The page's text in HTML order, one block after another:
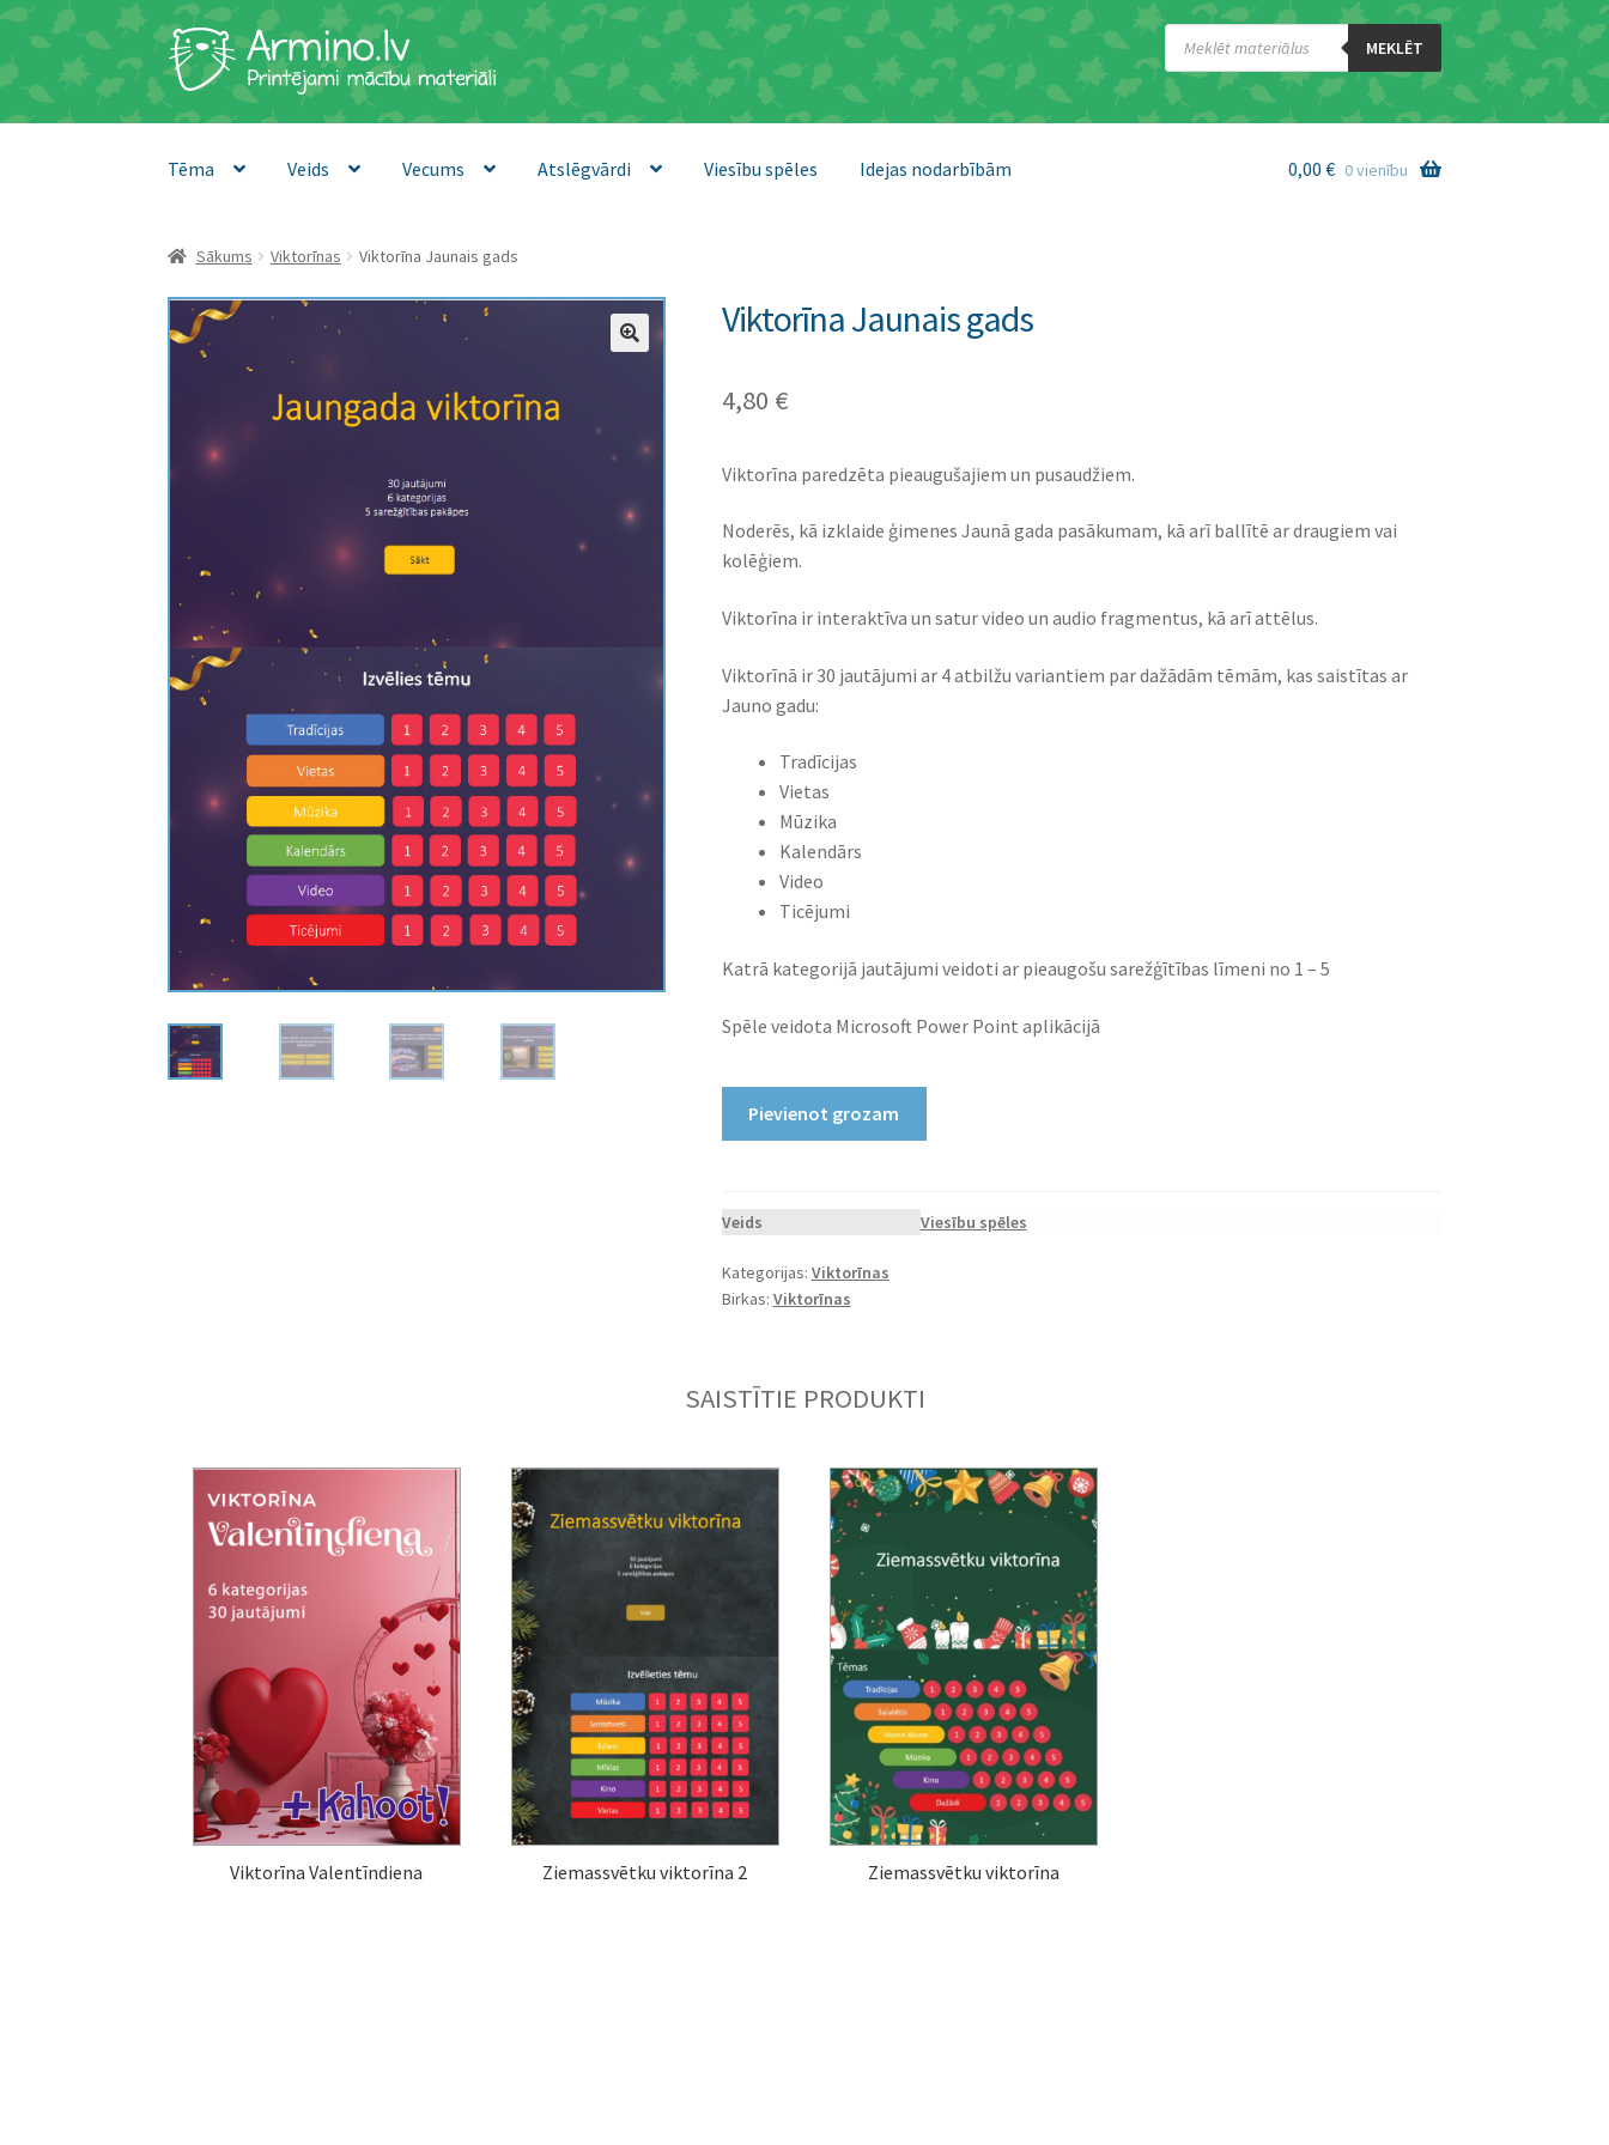
Skip
to
navigation
Skip
to
content
Products
search MEKLĒT
Tēma Veids Vecums Atslēgvārdi Viesību spēles Idejas nodarbībām 0,00 € 0 vienību
Sākums Viktorīnas Viktorīna Jaunais gads
Viktorīna Jaunais gads
4,80 €
Viktorīna paredzēta pieaugušajiem un pusaudžiem.
Noderēs, kā izklaide ģimenes Jaunā gada pasākumam, kā arī ballītē ar draugiem vai
kolēģiem.
Viktorīna ir interaktīva un satur video un audio fragmentus, kā arī attēlus.
Viktorīnā ir 30 jautājumi ar 4 atbilžu variantiem par dažādām tēmām, kas saistītas ar
Jauno gadu:
Tradīcijas
Vietas
Mūzika
Kalendārs
Video
Ticējumi
Katrā kategorijā jautājumi veidoti ar pieaugošu sarežģītības līmeni no 1 – 5
Spēle veidota Microsoft Power Point aplikācijā
Pievienot grozam
Veids Viesību spēles
Kategorijas: Viktorīnas
Birkas: Viktorīnas
SAISTĪTIE PRODUKTI
Viktorīna Valentīndiena Ziemassvētku viktorīna 2 Ziemassvētku viktorīna